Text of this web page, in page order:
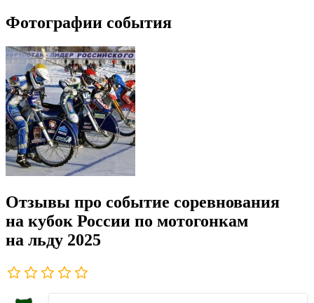
Фотографии события
Отзывы про событие соревнования
на кубок России по мотогонкам
на льду 2025